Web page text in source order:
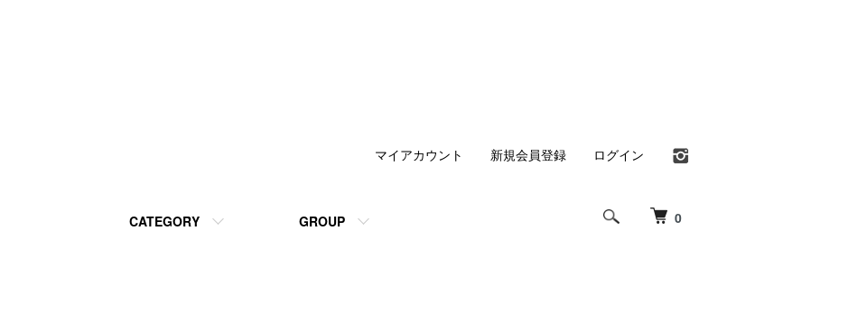
0
CATEGORY GROUP
マイアカウント 新規会員登録 ログイン